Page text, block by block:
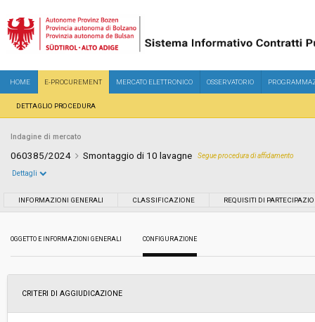
HOME E-PROCUREMENT MERCATO ELETTRONICO OSSERVATORIO
DETTAGLIO PROCEDURA
Indagine di mercato
060385/2024 Smontaggio di 10 lavagne Segue procedura di affidamento
Importo a base di gara soggetto a
Dettagli
INFORMAZIONI GENERALI CLASSIFICAZIONE REQUISITI DI
OGGETTO E INFORMAZIONI GENERALI CONFIGURAZIONE
CRITERI DI AGGIUDICAZIONE